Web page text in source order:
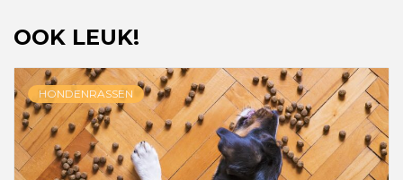
OOK LEUK!
HONDENRASSEN